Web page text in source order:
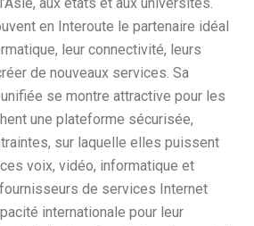
en Interoute le partenaire idéal
leur connectivité, leurs
de nouveaux services. Sa
se montre attractive pour les
une plateforme sécurisée,
sur laquelle elles puissent
voix, vidéo, informatique et
de services Internet
internationale pour leur